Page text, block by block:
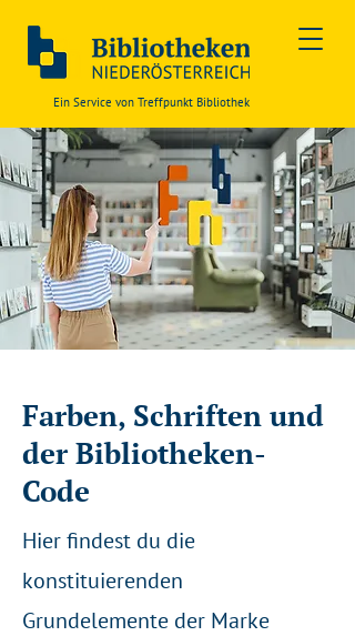
Ein Service von Treffpunkt Bibliothek
Farben, Schriften und
der Bibliotheken-
Code
Hier findest du die
konstituierenden
Grundelemente der Marke